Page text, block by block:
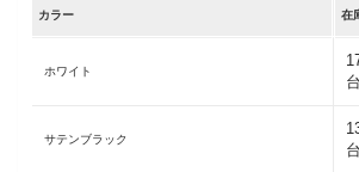
このスタンドに消毒液を収納すればスッキリとした印象
カラー 在
ホワイト
台
サテンブラック
台